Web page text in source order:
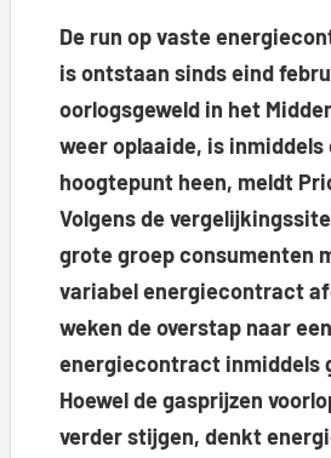
De run op vaste
is ontstaan sinds eind
oorlogsgeweld in het
weer oplaaide, is inmiddels
hoogtepunt heen, meldt
Volgens de
grote groep consumenten
variabel energiecontract
weken de overstap naar
energiecontract inmiddels
Hoewel de gasprijzen
verder stijgen, denkt